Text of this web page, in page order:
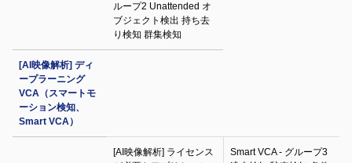
ループ2 Unattended オ
ブジェクト検出 持ち去
り検知 群集検知
[AI映像解析] ディ
ープラーニング
VCA（スマートモ
ーション検知、
Smart VCA）
[AI映像解析] ライセンス
Smart VCA - グループ3